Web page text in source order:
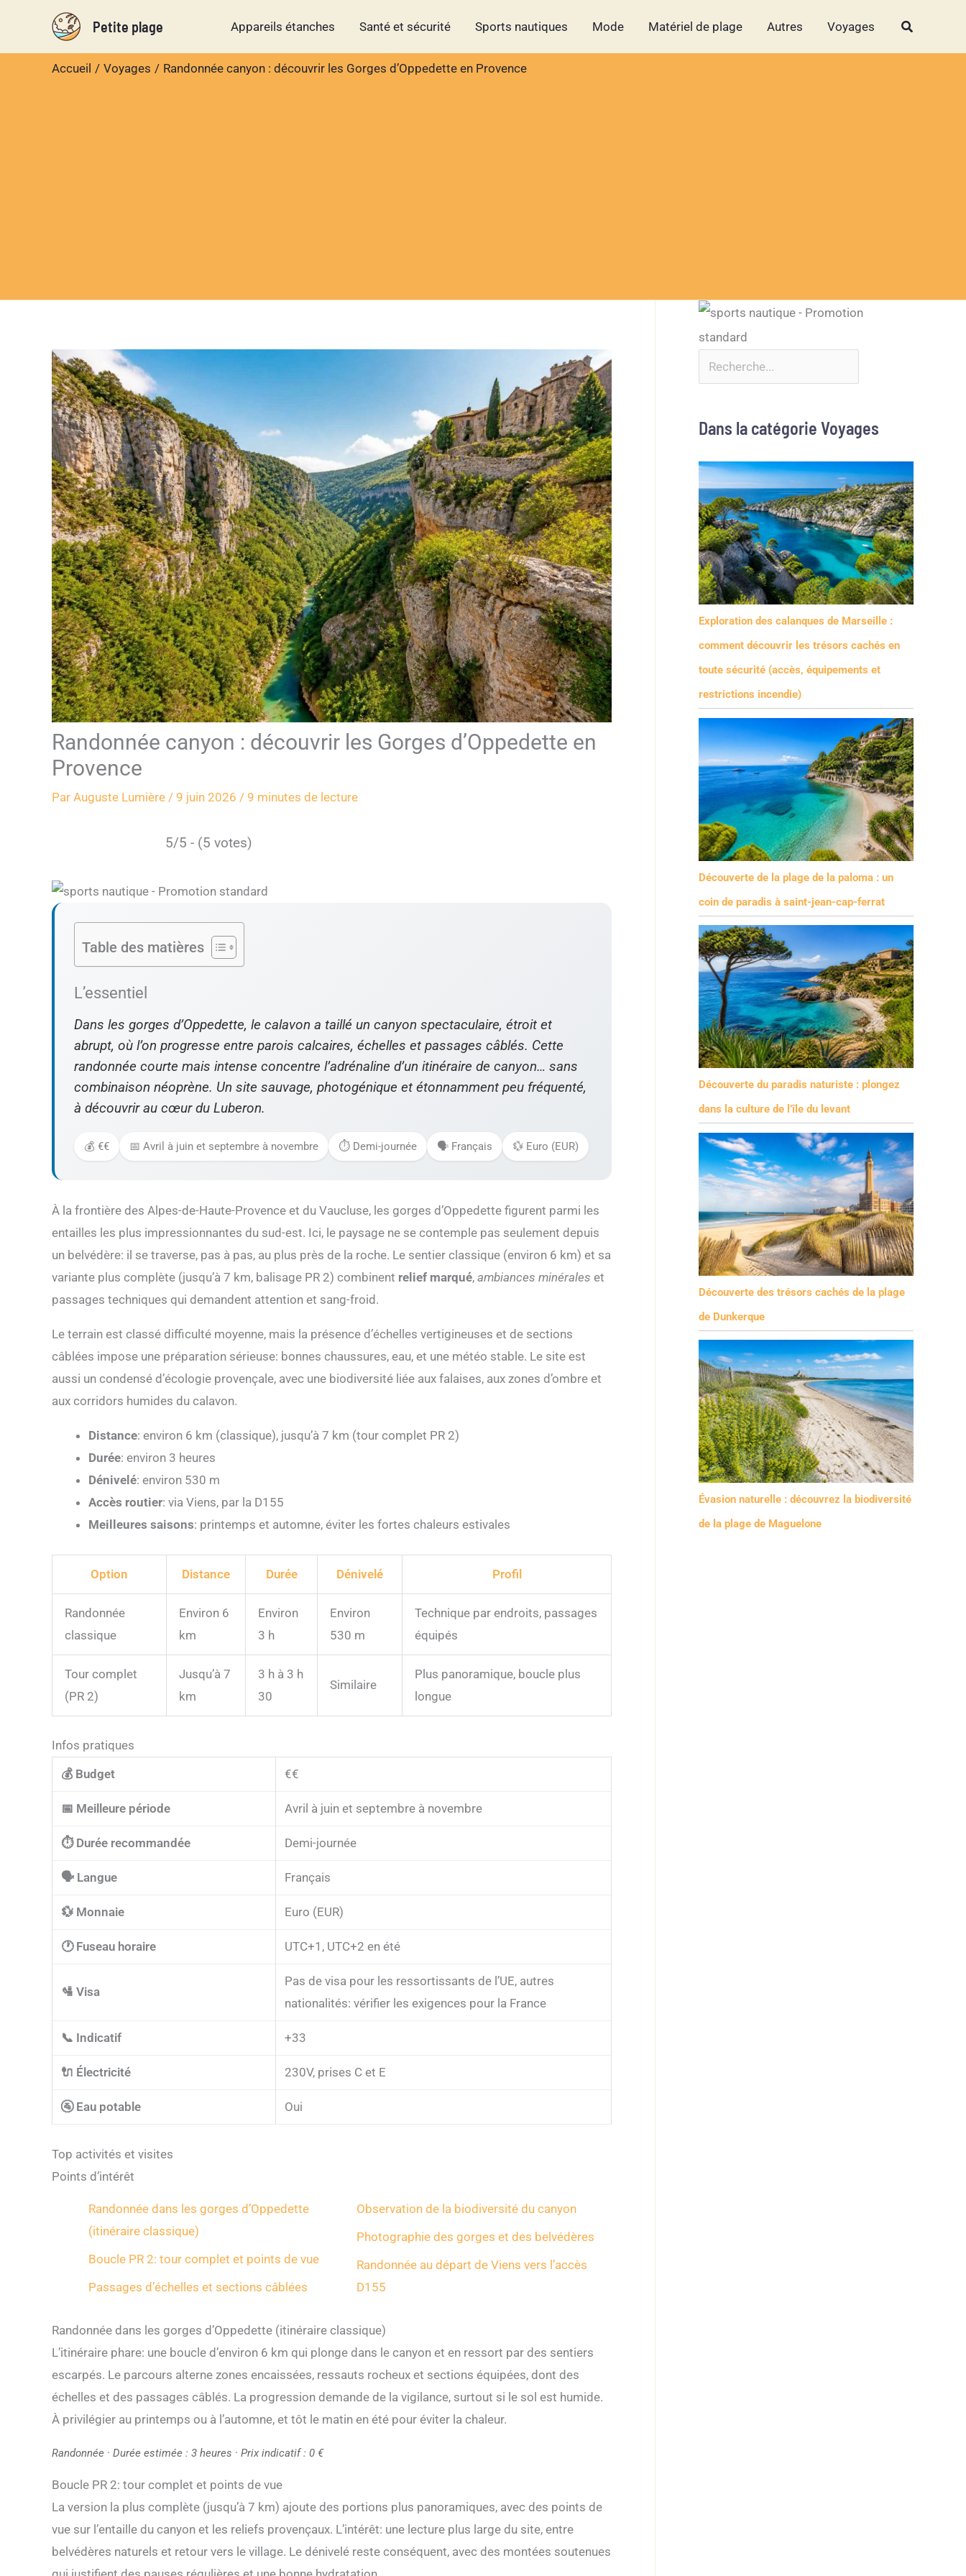
contenu
Petite plage Appareils étanches Santé et sécurité Sports nautiques Mode Matériel de plage Autres Voyages Rechercher
Accueil Voyages Randonnée canyon : découvrir les Gorges d’Oppedette en Provence
Randonnée canyon : découvrir les Gorges d’Oppedette en
Provence
Par Auguste Lumière / 9 juin 2026 / 9 minutes de lecture
5/5 - (5 votes)
Table des matières
L’essentiel
Dans les gorges d’Oppedette, le calavon a taillé un canyon spectaculaire, étroit et
abrupt, où l’on progresse entre parois calcaires, échelles et passages câblés. Cette
randonnée courte mais intense concentre l’adrénaline d’un itinéraire de canyon… sans
combinaison néoprène. Un site sauvage, photogénique et étonnamment peu fréquenté,
à découvrir au cœur du Luberon.
💰 €€ 📅 Avril à juin et septembre à novembre ⏱️ Demi-journée 🗣️ Français 💱 Euro (EUR)
À la frontière des Alpes-de-Haute-Provence et du Vaucluse, les gorges d’Oppedette figurent parmi les
entailles les plus impressionnantes du sud-est. Ici, le paysage ne se contemple pas seulement depuis
un belvédère: il se traverse, pas à pas, au plus près de la roche. Le sentier classique (environ 6 km) et sa
variante plus complète (jusqu’à 7 km, balisage PR 2) combinent relief marqué, ambiances minérales et
passages techniques qui demandent attention et sang-froid.
Le terrain est classé difficulté moyenne, mais la présence d’échelles vertigineuses et de sections
câblées impose une préparation sérieuse: bonnes chaussures, eau, et une météo stable. Le site est
aussi un condensé d’écologie provençale, avec une biodiversité liée aux falaises, aux zones d’ombre et
aux corridors humides du calavon.
Distance: environ 6 km (classique), jusqu’à 7 km (tour complet PR 2)
Durée: environ 3 heures
Dénivelé: environ 530 m
Accès routier: via Viens, par la D155
Meilleures saisons: printemps et automne, éviter les fortes chaleurs estivales
Option Distance Durée Dénivelé Profil
Randonnée
classique
Environ 6
km
Environ
3 h
Environ
530 m
Technique par endroits, passages
équipés
Tour complet
(PR 2)
Jusqu’à 7
km
3 h à 3 h
30
Similaire
Plus panoramique, boucle plus
longue
Infos pratiques
💰 Budget
€€
📅 Meilleure période Avril à juin et septembre à novembre
⏱️ Durée recommandée Demi-journée
🗣️ Langue Français
💱 Monnaie Euro (EUR)
🕐 Fuseau horaire UTC+1, UTC+2 en été
🛂 Visa
Pas de visa pour les ressortissants de l’UE, autres
nationalités: vérifier les exigences pour la France
📞 Indicatif +33
🔌 Électricité 230V, prises C et E
🚰 Eau potable Oui
Top activités et visites
Points d’intérêt
Randonnée dans les gorges d’Oppedette
(itinéraire classique)
Boucle PR 2: tour complet et points de vue
Passages d’échelles et sections câblées
Observation de la biodiversité du canyon
Photographie des gorges et des belvédères
Randonnée au départ de Viens vers l’accès
D155
Randonnée dans les gorges d’Oppedette (itinéraire classique)
L’itinéraire phare: une boucle d’environ 6 km qui plonge dans le canyon et en ressort par des sentiers
escarpés. Le parcours alterne zones encaissées, ressauts rocheux et sections équipées, dont des
échelles et des passages câblés. La progression demande de la vigilance, surtout si le sol est humide.
À privilégier au printemps ou à l’automne, et tôt le matin en été pour éviter la chaleur.
Randonnée · Durée estimée : 3 heures · Prix indicatif : 0 €
Boucle PR 2: tour complet et points de vue
La version la plus complète (jusqu’à 7 km) ajoute des portions plus panoramiques, avec des points de
vue sur l’entaille du canyon et les reliefs provençaux. L’intérêt: une lecture plus large du site, entre
belvédères naturels et retour vers le village. Le dénivelé reste conséquent, avec des montées soutenues
Dans la catégorie Voyages
Exploration des calanques de Marseille :
comment découvrir les trésors cachés en
toute sécurité (accès, équipements et
restrictions incendie)
Découverte de la plage de la paloma : un
coin de paradis à saint-jean-cap-ferrat
Découverte du paradis naturiste : plongez
dans la culture de l’île du levant
Découverte des trésors cachés de la plage
de Dunkerque
Évasion naturelle : découvrez la biodiversité
de la plage de Maguelone